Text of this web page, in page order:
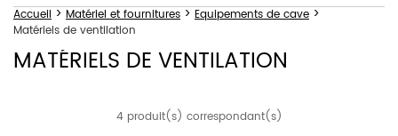
Accueil > Matériel et fournitures > Equipements de cave >
Matériels de ventilation
MATÉRIELS DE VENTILATION
4 produit(s) correspondant(s)